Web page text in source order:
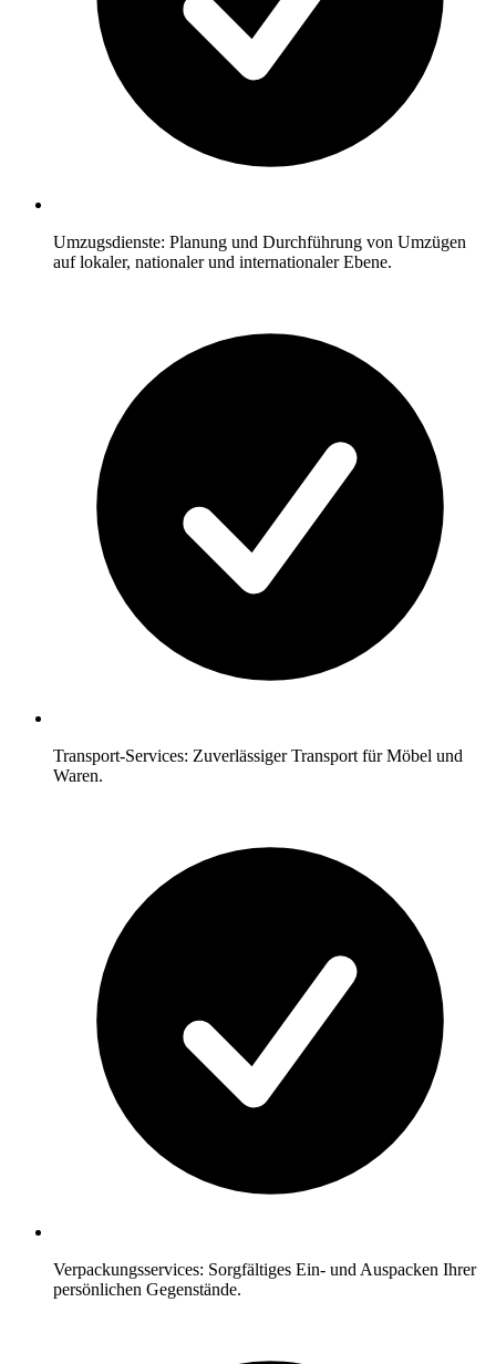
Umzugsdienste: Planung und Durchführung von Umzügen
auf lokaler, nationaler und internationaler Ebene.
Transport-Services: Zuverlässiger Transport für Möbel und
Waren.
Verpackungsservices: Sorgfältiges Ein- und Auspacken Ihrer
persönlichen Gegenstände.